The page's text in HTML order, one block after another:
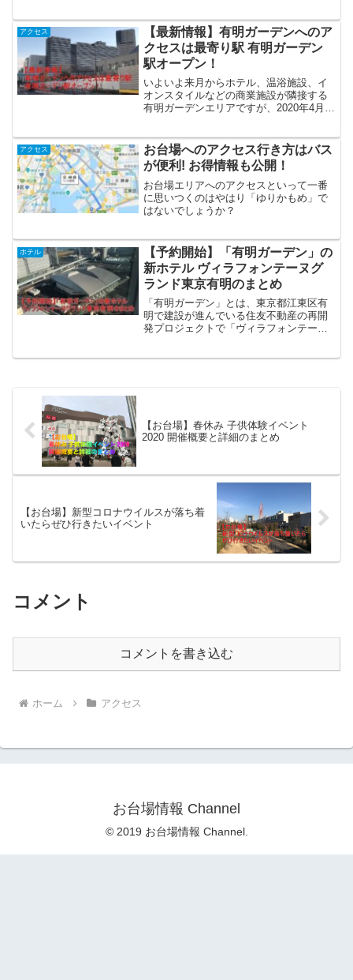
うのがヒットしますが、大人ひとり600円
と決して安くはないです...
アクセス
【最新情報】有明ガーデンへのア
クセスは最寄り駅 有明ガーデン
駅オープン！
いよいよ来月からホテル、温浴施設、イ
オンスタイルなどの商業施設が隣接する
有明ガーデンエリアですが、2020年4月1
道がありました。
アクセス
お台場へのアクセス行き方はバス
が便利! お得情報も公開！
お台場エリアへのアクセスといって一番
に思いつくのはやはり「ゆりかもめ」で
はないでしょうか？
ホテル
【予約開始】「有明ガーデン」の
新ホテル ヴィラフォンテーヌグ
ランド東京有明のまとめ
「有明ガーデン」とは、東京都江東区有
明で建設が進んでいる住友不動産の再開
発プロジェクトで「ヴィラフォンテーヌ
【お台場】春休み 子供体験イベント
2020 開催概要と詳細のまとめ
【お台場】新型コロナウイルスが落ち着
いたらぜひ行きたいイベント
コメント
コメントを書き込む
ホーム アクセス
お台場情報 Channel
© 2019 お台場情報 Channel.